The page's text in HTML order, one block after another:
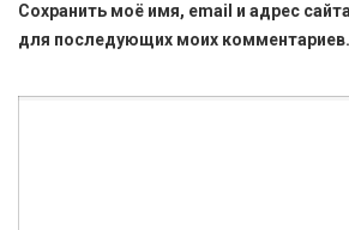
Сохранить моё имя, email и адрес
для последующих моих комментариев.